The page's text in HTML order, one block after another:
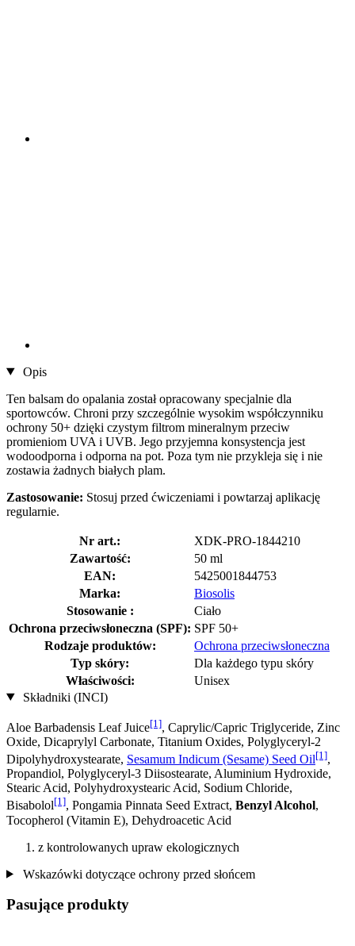
Opis
Ten balsam do opalania został opracowany specjalnie dla
sportowców. Chroni przy szczególnie wysokim współczynniku
ochrony 50+ dzięki czystym filtrom mineralnym przeciw
promieniom UVA i UVB. Jego przyjemna konsystencja jest
wodoodporna i odporna na pot. Poza tym nie przykleja się i nie
zostawia żadnych białych plam.
Zastosowanie: Stosuj przed ćwiczeniami i powtarzaj aplikację
regularnie.
Nr art.:
XDK-PRO-1844210
Zawartość:
50 ml
EAN:
5425001844753
Marka:
Biosolis
Stosowanie :
Ciało
Ochrona przeciwsłoneczna (SPF): SPF 50+
Rodzaje produktów:
Ochrona przeciwsłoneczna
Typ skóry:
Dla każdego typu skóry
Właściwości:
Unisex
Składniki (INCI)
Aloe Barbadensis Leaf Juice[1], Caprylic/Capric Triglyceride, Zinc
Oxide, Dicaprylyl Carbonate, Titanium Oxides, Polyglyceryl-2
Dipolyhydroxystearate, Sesamum Indicum (Sesame) Seed Oil[1],
Propandiol, Polyglyceryl-3 Diisostearate, Aluminium Hydroxide,
Stearic Acid, Polyhydroxystearic Acid, Sodium Chloride,
Bisabolol[1], Pongamia Pinnata Seed Extract, Benzyl Alcohol,
Tocopherol (Vitamin E), Dehydroacetic Acid
z kontrolowanych upraw ekologicznych
Wskazówki dotyczące ochrony przed słońcem
Pasujące produkty